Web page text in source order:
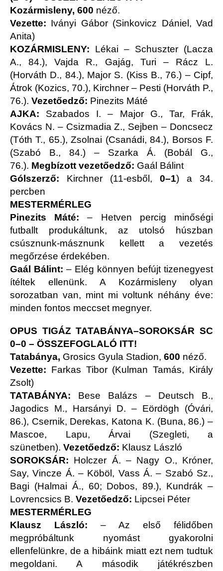
Kozármisleny, 600 néző.
Vezette: Iványi Gábor (Sinkovicz Dániel, Vad
Anita)
KOZÁRMISLENY: Lékai – Schuszter (Lacza
A., 84.), Vajda R., Gajág, Turi – Rácz L.
(Horváth D., 84.), Major S. (Kiss B., 76.) – Cipf,
Átrok (Kozics, 70.), Kirchner – Pesti (Horváth P.,
76.). Vezetőedző: Pinezits Máté
AJKA: Szabados I. – Major G., Tar, Frák,
Kovács N. – Csizmadia Z., Sejben – Doncsecz
(Tóth T., 65.), Zsolnai (Csanádi, 84.), Borsos F.
(Szabó B., 84.) – Szarka Á. (Bobál G.,
76.). Megbízott vezetőedző: Gaál Bálint
Gólszerző: Kirchner (11-esből, 0–1) a 34.
percben
MESTERMÉRLEG
Pinezits Máté:– Hetven percig minőségi
futballt produkáltunk, az utolsó húszban
csúsznunk-másznunk kellett a vezetés
megőrzése érdekében.
Gaál Bálint: – Elég könnyen befújt tizenegyest
ítéltek ellenünk. A Kozármisleny olyan
sorozatban van, mint mi voltunk néhány éve:
minden fontos meccset megnyer.
OPUS TIGÁZ TATABÁNYA–SOROKSÁR SC
0–0 – ÖSSZEFOGLALÓ ITT!
Tatabánya, Grosics Gyula Stadion, 600 néző.
Vezette: Farkas Tibor (Kulman Tamás, Király
Zsolt)
TATABÁNYA: Bese Balázs – Deutsch B.,
Jagodics M., Harsányi D. – Eördögh (Óvári,
86.), Csernik, Derekas, Katona K. (Buna, 86.) –
Mascoe, Lapu, Árvai (Szegleti, a
szünetben). Vezetőedző: Klausz László
SOROKSÁR: Holczer Á. – Nagy O., Króner,
Say, Vincze Á. – Köböl, Vass Á. – Szabó Sz.,
Bagi (Halmai Á., 60; Dobos, 89.), Kundrák –
Lovrencsics B. Vezetőedző: Lipcsei Péter
MESTERMÉRLEG
Klausz László: – Az első félidőben
megpróbáltunk nyomást gyakorolni
ellenfelünkre, de a hibáink miatt ezt nem tudtuk
megoldani. A második játékrészben